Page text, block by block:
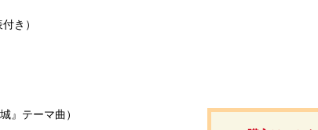
き）
』テーマ曲）